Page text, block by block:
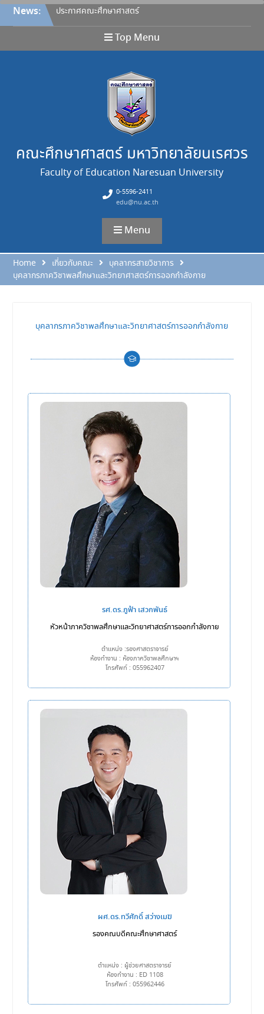
Skip
content
News:
ประกาศคณะศึกษาศาสตร์
มหาวิทยาลัยนเรศวร เรื่อง หลัก
เกณฑ์การให้ทุนอุดหนุนการวิจัย
จากงบประมาณรายได้ คณะ
วันที่ 27 กรกฎาคม 2569 และ
ขอยกเลิกประกาศฉบับลงวันที่
ขอแสดงความยินดี
ขอแสดงความยินดี
เปิดรับข้อเสนอโครงการวิจัยงบ
ประมาณรายได้คณะศึกษา
ศาสตร์ ประจำปีงบประมาณ
Top Menu
คณะศึกษาศาสตร์ มหาวิทยาลัยนเรศวร
Faculty of Education Naresuan University
0-5596-2411
edu@nu.ac.th
Menu
Home เกี่ยวกับคณะ
บุคลากรสายวิชาการ
บุคลากรภาควิชาพลศึกษาและวิทยาศาสตร์การออกกำลังกาย
บุคลากรภาควิชาพลศึกษาและวิทยาศาสตร์การออกกำลังกาย
รศ.ดร.ภูฟ้า เสวกพันธ์
หัวหน้าภาควิชาพลศึกษาและวิทยาศาสตร์การออกกำลังกาย
ตำแหน่ง :รองศาสตราจารย์
ห้องทำงาน : ห้องภาควิชาพลศึกษาฯ
โทรศัพท์ : 055962407
ผศ.ดร.ทวีศักดิ์ สว่างเมฆ
รองคณบดีคณะศึกษาศาสตร์
ตำแหน่ง : ผู้ช่วยศาสตราจารย์
ห้องทำงาน : ED 1108
โทรศัพท์ : 055962446